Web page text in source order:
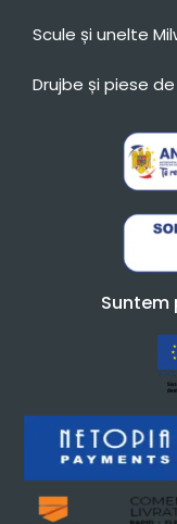
Scule și unelte
Drujbe și piese
Suntem